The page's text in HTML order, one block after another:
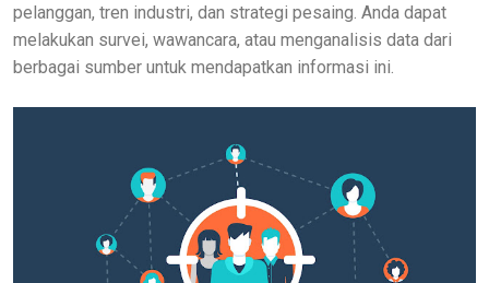
pelanggan, tren industri, dan strategi pesaing. Anda dapat
melakukan survei, wawancara, atau menganalisis data dari
berbagai sumber untuk mendapatkan informasi ini.